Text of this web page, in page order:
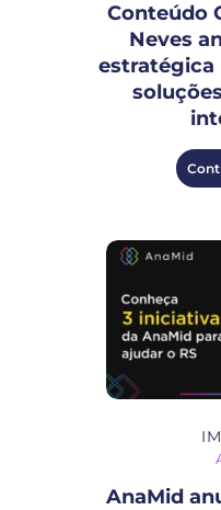
Conteúdo
Neves
estratégica
AnaMid